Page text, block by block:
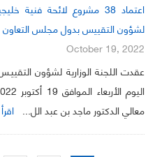
اعتماد 38 مشروع لائحة فنية
لشؤون التقييس بدول مجلس التعاون
October 19, 2022
عقدت اللجنة الوزارية لشؤون
معالي الدكتور ماجد بن عبد الل...